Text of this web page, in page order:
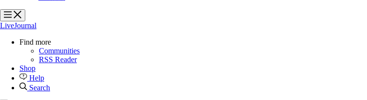
?
?
LiveJournal
Find more
Communities
RSS Reader
Shop
Help
Search